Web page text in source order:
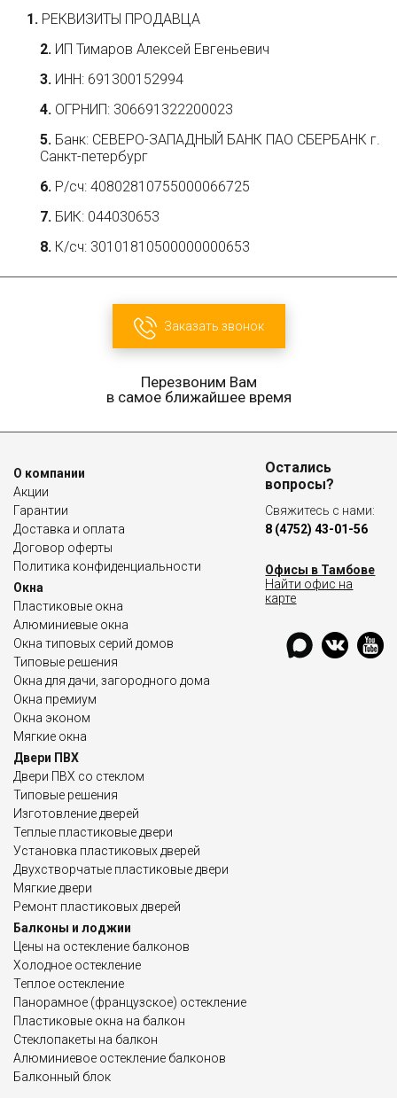
РЕКВИЗИТЫ ПРОДАВЦА
ИП Тимаров Алексей Евгеньевич
ИНН: 691300152994
ОГРНИП: 306691322200023
Банк: СЕВЕРО-ЗАПАДНЫЙ БАНК ПАО СБЕРБАНК г.
Санкт-петербург
Р/сч: 40802810755000066725
БИК: 044030653
К/сч: 30101810500000000653
Заказать звонок
Перезвоним Вам
в самое ближайшее время
О компании
Акции
Гарантии
Доставка и оплата
Договор оферты
Политика конфиденциальности
Окна
Пластиковые окна
Алюминиевые окна
Окна типовых серий домов
Типовые решения
Окна для дачи, загородного дома
Окна премиум
Окна эконом
Мягкие окна
Двери ПВХ
Двери ПВХ со стеклом
Типовые решения
Изготовление дверей
Теплые пластиковые двери
Установка пластиковых дверей
Двухстворчатые пластиковые двери
Мягкие двери
Ремонт пластиковых дверей
Балконы и лоджии
Цены на остекление балконов
Холодное остекление
Теплое остекление
Панорамное (французское) остекление
Пластиковые окна на балкон
Стеклопакеты на балкон
Алюминиевое остекление балконов
Балконный блок
Остались
вопросы?
Свяжитесь с нами:
8 (4752) 43-01-56
Офисы в Тамбове
Найти офис на
карте